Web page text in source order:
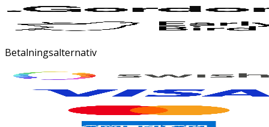
Betalningsalternativ